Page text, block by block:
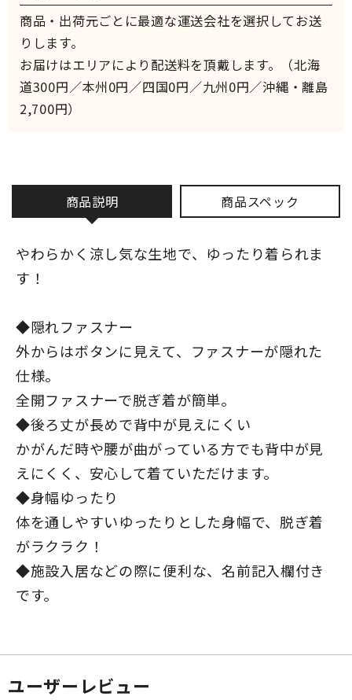
商品説明 商品スペック
やわらかく涼し気な生地で、ゆったり着られま
す！
◆隠れファスナー
外からはボタンに見えて、ファスナーが隠れた
仕様。
全開ファスナーで脱ぎ着が簡単。
◆後ろ丈が長めで背中が見えにくい
かがんだ時や腰が曲がっている方でも背中が見
えにくく、安心して着ていただけます。
◆身幅ゆったり
体を通しやすいゆったりとした身幅で、脱ぎ着
がラクラク！
◆施設入居などの際に便利な、名前記入欄付き
です。
商品・出荷元ごとに最適な運送会社を選択してお送
りします。
お届けはエリアにより配送料を頂戴します。（北海
道300円／本州0円／四国0円／九州0円／沖縄・離島
2,700円）
ユーザーレビュー